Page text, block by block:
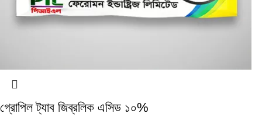
গ্রোপিল ট্যাব জিব্রলিক এসিড ১০%